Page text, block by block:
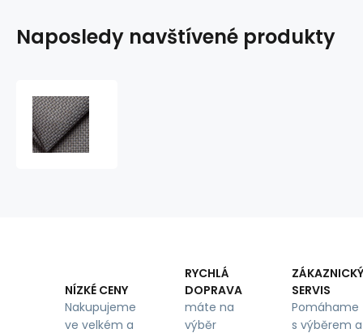
Naposledy navštívené produkty
NÍZKÉ CENY
Nakupujeme
ve velkém a
RYCHLÁ
DOPRAVA
máte na
výběr
ZÁKAZNICKÝ
SERVIS
Pomáhame
s výběrem a